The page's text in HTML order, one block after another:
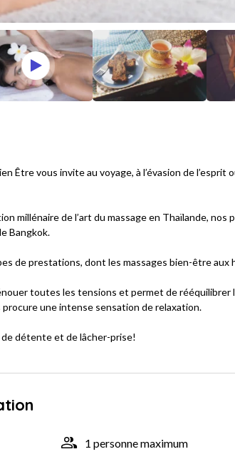
Être vous invite au voyage, à l’évasion de
millénaire de l’art du massage en Thaïlande,
Bangkok.
de prestations, dont les massages bien-être aux
toutes les tensions et permet de rééquilibrer
une intense sensation de relaxation.
détente et de lâcher-prise!
1 personne maximum